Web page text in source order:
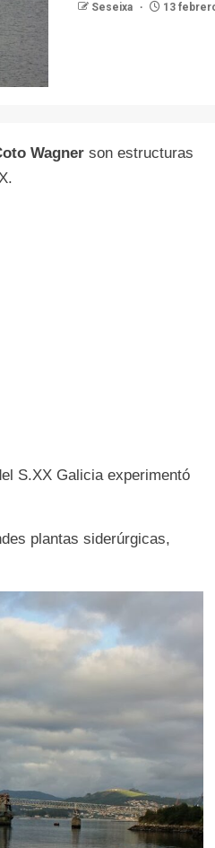
Seseixa 13
Wagnerson estructuras
S.XX Galicia experimentó
plantas siderúrgicas,